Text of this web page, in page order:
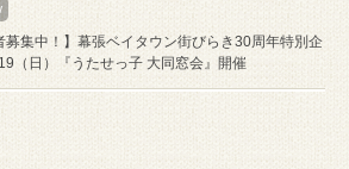
募集中！】幕張ベイタウン街びらき30周年特別企
（日）『うたせっ子 大同窓会』開催